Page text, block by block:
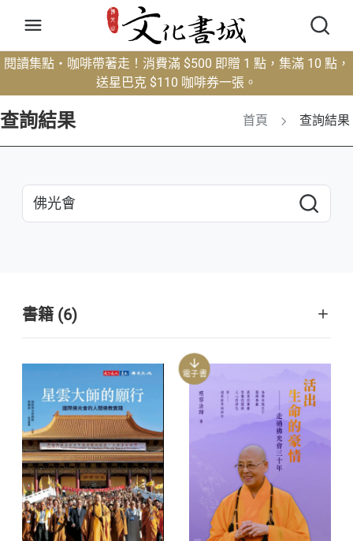
閱讀集點・咖啡帶著走！消費滿 $500 即贈 1 點，集滿 10 點，
送星巴克 $110 咖啡券一張。
查詢結果 首頁 查詢結果
書籍 (6)
電子書